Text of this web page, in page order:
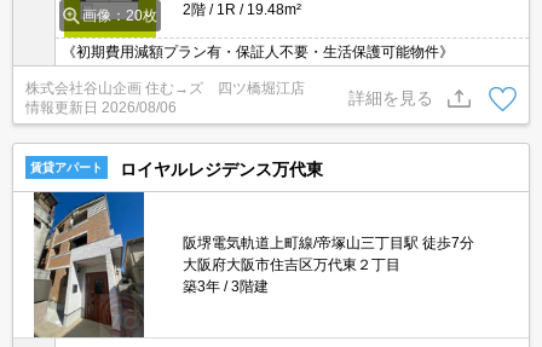
画像：20枚
2階
1R 19.48m²
《初期費用減額プラン有・保証人不要・生活保護可能物件》
株式会社谷山企画 住む→ズ 四ツ橋堀江店
情報更新日 2026/08/06
詳細を見る
賃貸アパート ロイヤルレジデンス万代東
阪堺電気軌道上町線/帝塚山三丁目駅 徒歩7分
大阪府大阪市住吉区万代東２丁目
築3年
3階建